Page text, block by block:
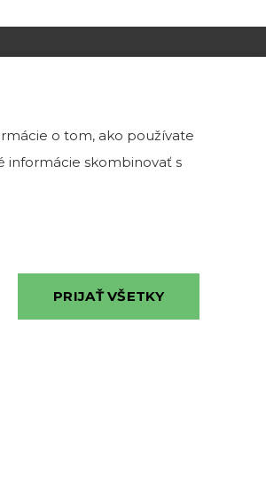
0902 115 974
o tom, ako používate
informácie skombinovať s
PRIJAŤ VŠETKY